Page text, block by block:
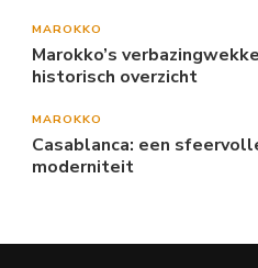
MAROKKO
Marokko’s
historisch overzicht
MAROKKO
Casablanca: een
moderniteit